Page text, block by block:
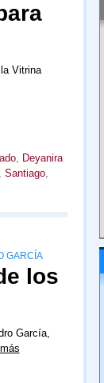
Vitrina
, Deyanira
Santiago,
GARCÍA
los
García,